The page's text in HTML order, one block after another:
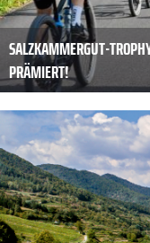
SALZKAMMERGUT-
PRÄMIERT!